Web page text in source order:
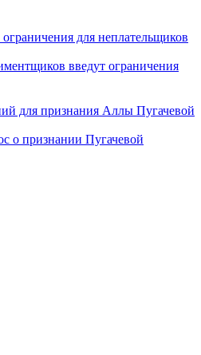
для неплательщиков
введут ограничения
для признания Аллы Пугачевой
о признании Пугачевой